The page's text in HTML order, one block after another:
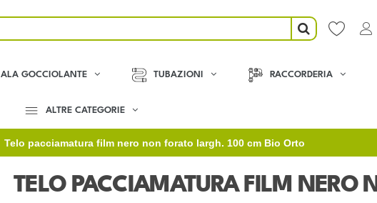
ALA GOCCIOLANTE TUBAZIONI RACCORDERIA
ALTRE CATEGORIE
Telo pacciamatura film nero non forato largh. 100 cm Bio Orto
TELO PACCIAMATURA FILM NERO